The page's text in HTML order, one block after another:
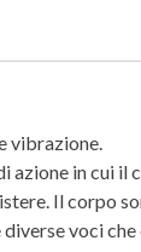
vibrazione.
azione in cui
Il corpo
diverse voci